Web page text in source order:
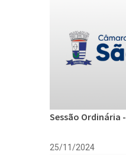
Sessão Ordinária
25/11/2024